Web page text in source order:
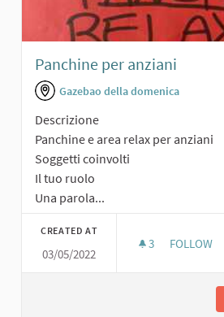
Panchine per anziani
Gazebao della domenica
Descrizione
Panchine e area relax per anziani
Soggetti coinvolti
Il tuo ruolo
Una parola...
CREATED AT
03/05/2022
3 3
FOLLOW